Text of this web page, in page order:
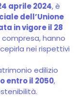
aprile 2024, è
dell’Unione
in vigore il 28
hanno
nei rispettivi
edilizio
entro il 2050,